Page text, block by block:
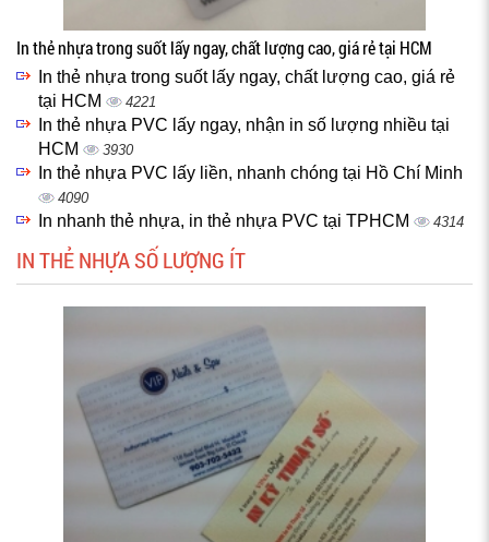
In thẻ nhựa trong suốt lấy ngay, chất lượng cao, giá rẻ tại HCM
In thẻ nhựa trong suốt lấy ngay, chất lượng cao, giá rẻ
tại HCM
4221
In thẻ nhựa PVC lấy ngay, nhận in số lượng nhiều tại
HCM
3930
In thẻ nhựa PVC lấy liền, nhanh chóng tại Hồ Chí Minh
4090
In nhanh thẻ nhựa, in thẻ nhựa PVC tại TPHCM 4314
IN THẺ NHỰA SỐ LƯỢNG ÍT